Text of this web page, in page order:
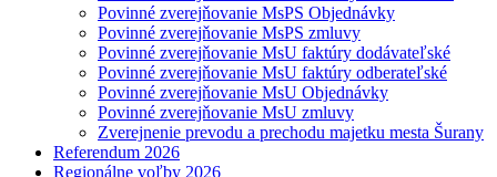
Povinné zverejňovanie MsPS Objednávky
Povinné zverejňovanie MsPS zmluvy
Povinné zverejňovanie MsU faktúry dodávateľské
Povinné zverejňovanie MsU faktúry odberateľské
Povinné zverejňovanie MsU Objednávky
Povinné zverejňovanie MsU zmluvy
Zverejnenie prevodu a prechodu majetku mesta Šurany
Referendum 2026
Regionálne voľby 2026